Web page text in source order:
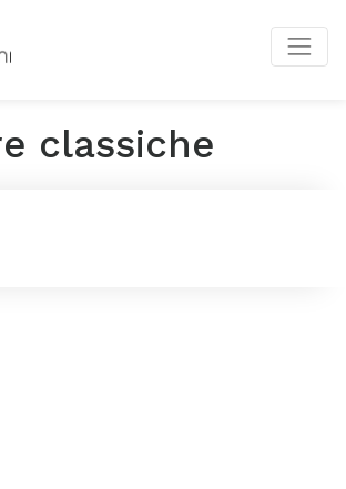
classiche